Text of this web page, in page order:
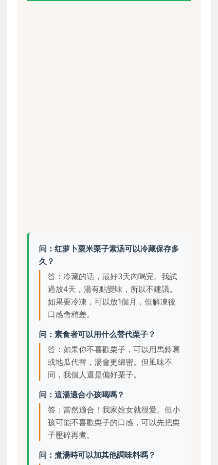
问：红萝卜粟米栗子素汤可以冷藏保存多
久？
答：冷藏的话，最好3天內喝完。我試
過放4天，湯有點變味，所以不建議。
如果要冷凍，可以放1個月，但解凍後
口感會稍差。
问：素食者可以用什么替代栗子？
答：如果你不喜歡栗子，可以用馬鈴薯
或地瓜代替，湯會更綿密。但風味不
同，我個人還是偏好栗子。
问：這湯適合小孩喝嗎？
答：當然適合！我家姪女就很愛。但小
孩可能不喜歡栗子的口感，可以先把栗
子壓碎再煮。
问：煮湯時可以加其他調味料嗎？